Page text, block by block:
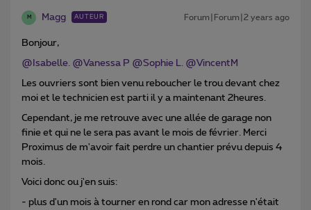
M Magg AUTEUR Forum|Forum|2 years ago
Bonjour,
@Isabelle. @Vanessa P @Sophie L. @VincentM
Les ouvriers sont bien venu reboucher le trou devant chez
moi et le technicien est parti il y a maintenant 2heures.
Cependant, je me retrouve avec une allée de garage non
finie et qui ne le sera pas avant le mois de février. Merci
Proximus de m'avoir fait perdre un chantier prévu depuis 4
mois.
Voici donc ou j'en suis:
- plus d'un mois à tourner en rond car mon adresse n'était